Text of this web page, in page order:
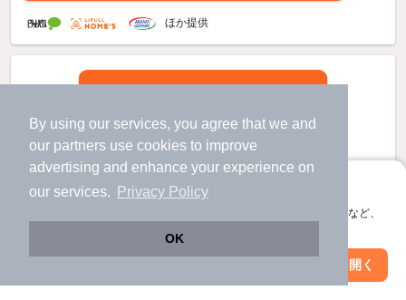
By using our services, you agree that we and
our partners use cookies to improve
advertising and enhance your experience on
our services.
Privacy Policy
OK
アプリに切り替えて、サクサクお部屋探し
会員登録なしですぐ使える。マップ検索やお気に入り保存など、
アプリを開く
ほか提供
絞り込み条件を変更